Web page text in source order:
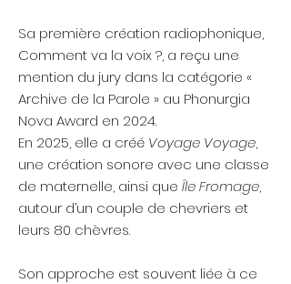
Sa première création radiophonique,
Comment va la voix ?, a reçu une
mention du jury dans la catégorie «
Archive de la Parole » au Phonurgia
Nova Award en 2024.
En 2025, elle a créé Voyage Voyage,
une création sonore avec une classe
de maternelle, ainsi que Île Fromage,
autour d’un couple de chevriers et
leurs 80 chèvres.
Son approche est souvent liée à ce